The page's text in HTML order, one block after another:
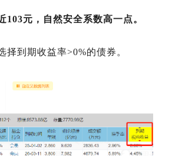
103元，自然安全系数高一点。
择到期收益率>0%的债券。